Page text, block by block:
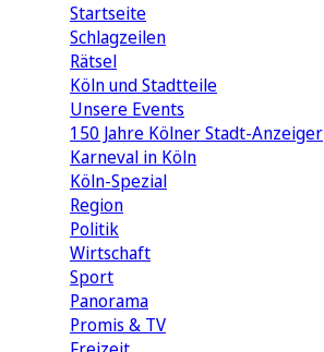
Startseite
Schlagzeilen
Rätsel
Köln und Stadtteile
Unsere Events
150 Jahre Kölner Stadt-Anzeiger
Karneval in Köln
Köln-Spezial
Region
Politik
Wirtschaft
Sport
Panorama
Promis & TV